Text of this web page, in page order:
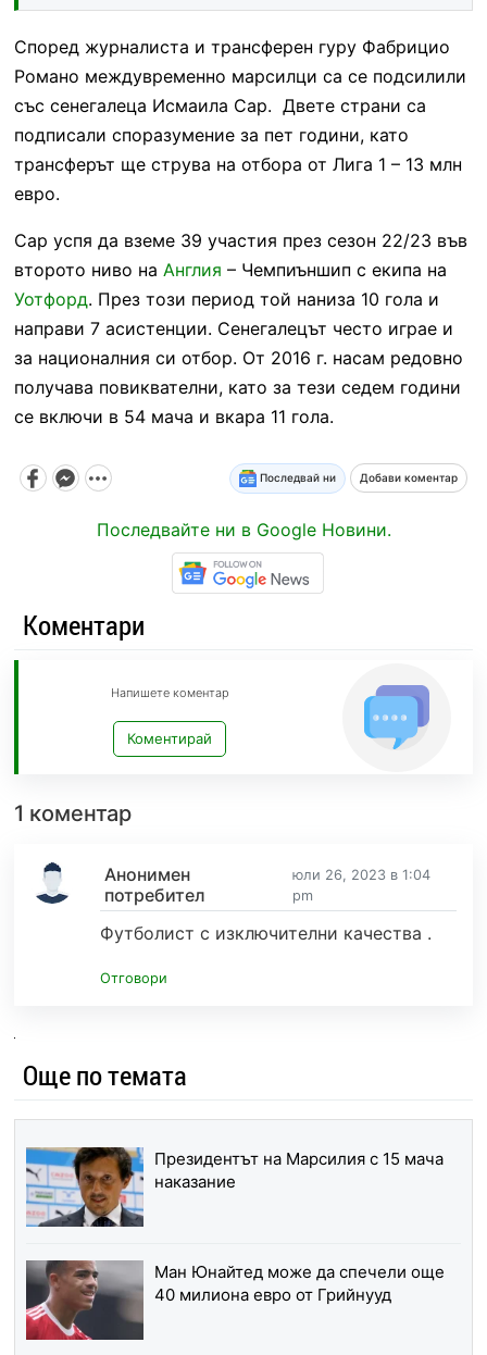
Според журналиста и трансферен гуру Фабрицио
Романо междувременно марсилци са се подсилили
със сенегалеца Исмаила Сар. Двете страни са
подписали споразумение за пет години, като
трансферът ще струва на отбора от Лига 1 – 13 млн
евро.
Сар успя да вземе 39 участия през сезон 22/23 във
второто ниво на Англия – Чемпиъншип с екипа на
Уотфорд. През този период той наниза 10 гола и
направи 7 асистенции. Сенегалецът често играе и
за националния си отбор. От 2016 г. насам редовно
получава повиквателни, като за тези седем години
се включи в 54 мача и вкара 11 гола.
Последвай ни Добави коментар
Последвайте ни в Google Новини.
Коментари
Напишете коментар
Коментирай
1 коментар
Анонимен
потребител
юли 26, 2023 в 1:04
pm
Футболист с изключителни качества .
Отговори
Още по темата
Президентът на Марсилия с 15 мача
наказание
Ман Юнайтед може да спечели още
40 милиона евро от Грийнууд